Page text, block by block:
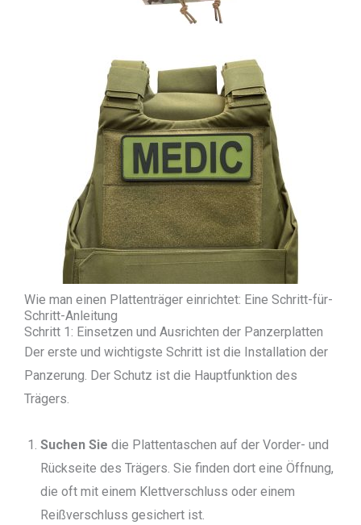
Wie man einen Plattenträger einrichtet: Eine Schritt-für-
Schritt-Anleitung
Schritt 1: Einsetzen und Ausrichten der Panzerplatten
Der erste und wichtigste Schritt ist die Installation der
Panzerung. Der Schutz ist die Hauptfunktion des
Trägers.
Suchen Sie die Plattentaschen auf der Vorder- und
Rückseite des Trägers. Sie finden dort eine Öffnung,
die oft mit einem Klettverschluss oder einem
Reißverschluss gesichert ist.